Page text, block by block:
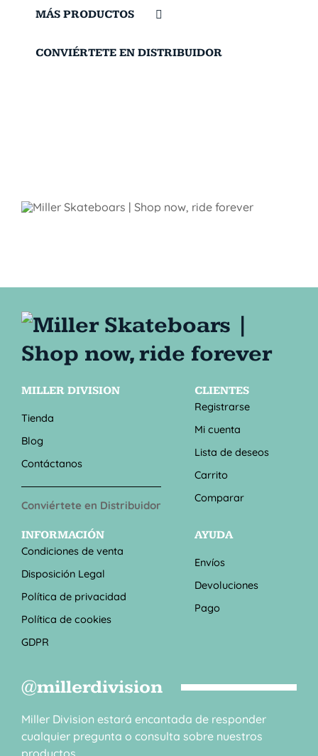
MÁS PRODUCTOS
CONVIÉRTETE EN DISTRIBUIDOR
MILLER DIVISION
Tienda
Blog
Contáctanos
Conviértete en Distribuidor
CLIENTES
Registrarse
Mi cuenta
Lista de deseos
Carrito
Comparar
INFORMACIÓN
Condiciones de venta
Disposición Legal
Política de privacidad
Política de cookies
GDPR
AYUDA
Envíos
Devoluciones
Pago
@millerdivision
Miller Division estará encantada de responder
cualquier pregunta o consulta sobre nuestros
productos